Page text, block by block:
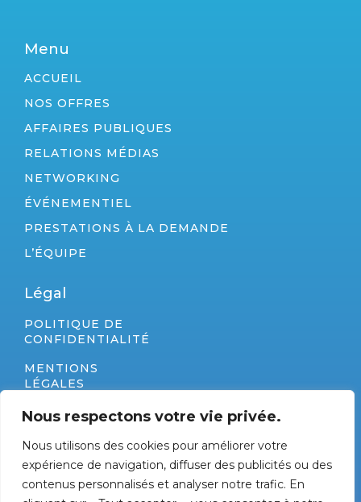
Nous respectons votre vie privée.
Nous utilisons des cookies pour améliorer votre
expérience de navigation, diffuser des publicités ou des
contenus personnalisés et analyser notre trafic. En
Menu
ACCUEIL
NOS OFFRES
AFFAIRES PUBLIQUES
RELATIONS MÉDIAS
NETWORKING
ÉVÉNEMENTIEL
PRESTATIONS À LA DEMANDE
L’ÉQUIPE
Légal
POLITIQUE DE
CONFIDENTIALITÉ
MENTIONS
LÉGALES
PLAN DU SITE
Coordonnées
280 RUE JAMES WATT - ZAE TECHNOSUD 66100